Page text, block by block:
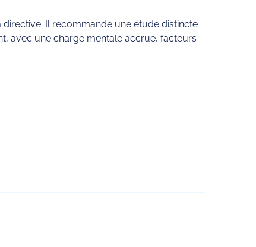
Il recommande une étude distincte
avec une charge mentale accrue, facteurs